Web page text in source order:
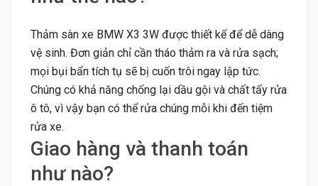
Thảm sàn xe BMW X3 3W được thiết kế để dễ dàng
vệ sinh. Đơn giản chỉ cần tháo thảm ra và rửa sạch;
mọi bụi bẩn tích tụ sẽ bị cuốn trôi ngay lập tức.
Chúng có khả năng chống lại dầu gội và chất tẩy rửa
ô tô, vì vậy bạn có thể rửa chúng mỗi khi đến tiệm
rửa xe.
Giao hàng và thanh toán
như nào?